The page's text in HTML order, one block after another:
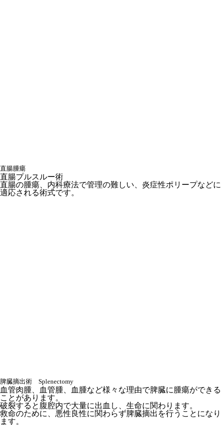
直腸腫瘍
直腸プルスルー術
直腸の腫瘍、内科療法で管理の難しい、炎症性ポリープなどに
適応される術式です。
脾臓摘出術 Splenectomy
血管肉腫、血管腫、血腫など様々な理由で脾臓に腫瘍ができる
ことがあります。
破裂すると腹腔内で大量に出血し、生命に関わります。
救命のために、悪性良性に関わらず脾臓摘出を行うことになり
ます。